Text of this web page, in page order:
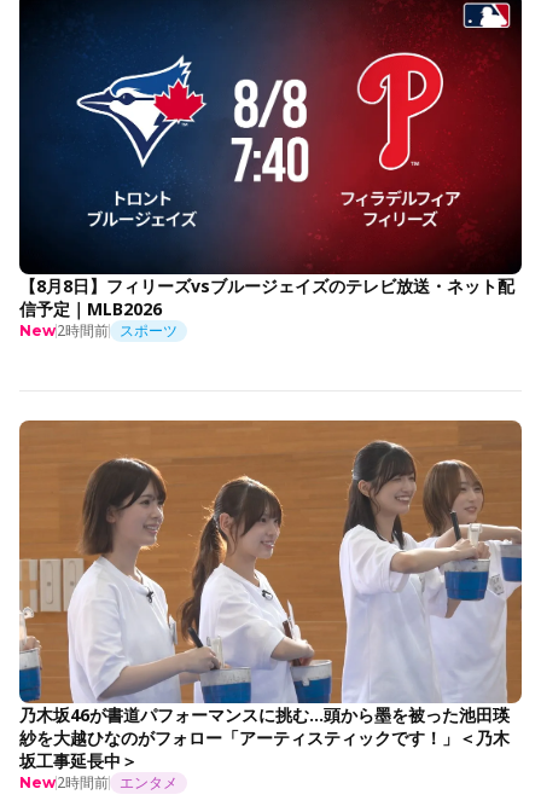
【8月8日】フィリーズvsブルージェイズのテレビ放送・ネット配
信予定｜MLB2026
New2時間前 スポーツ
乃木坂46が書道パフォーマンスに挑む…頭から墨を被った池田瑛
紗を大越ひなのがフォロー「アーティスティックです！」＜乃木
坂工事延長中＞
New2時間前 エンタメ